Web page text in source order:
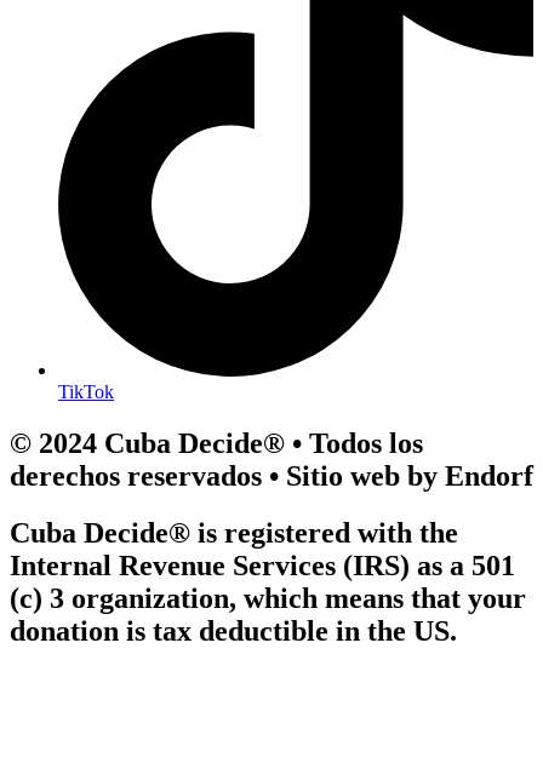
TikTok
© 2024 Cuba Decide® • Todos los
derechos reservados • Sitio web by Endorf
Cuba Decide® is registered with the
Internal Revenue Services (IRS) as a 501
(c) 3 organization, which means that your
donation is tax deductible in the US.